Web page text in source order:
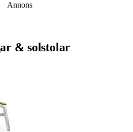
Annons
& solstolar